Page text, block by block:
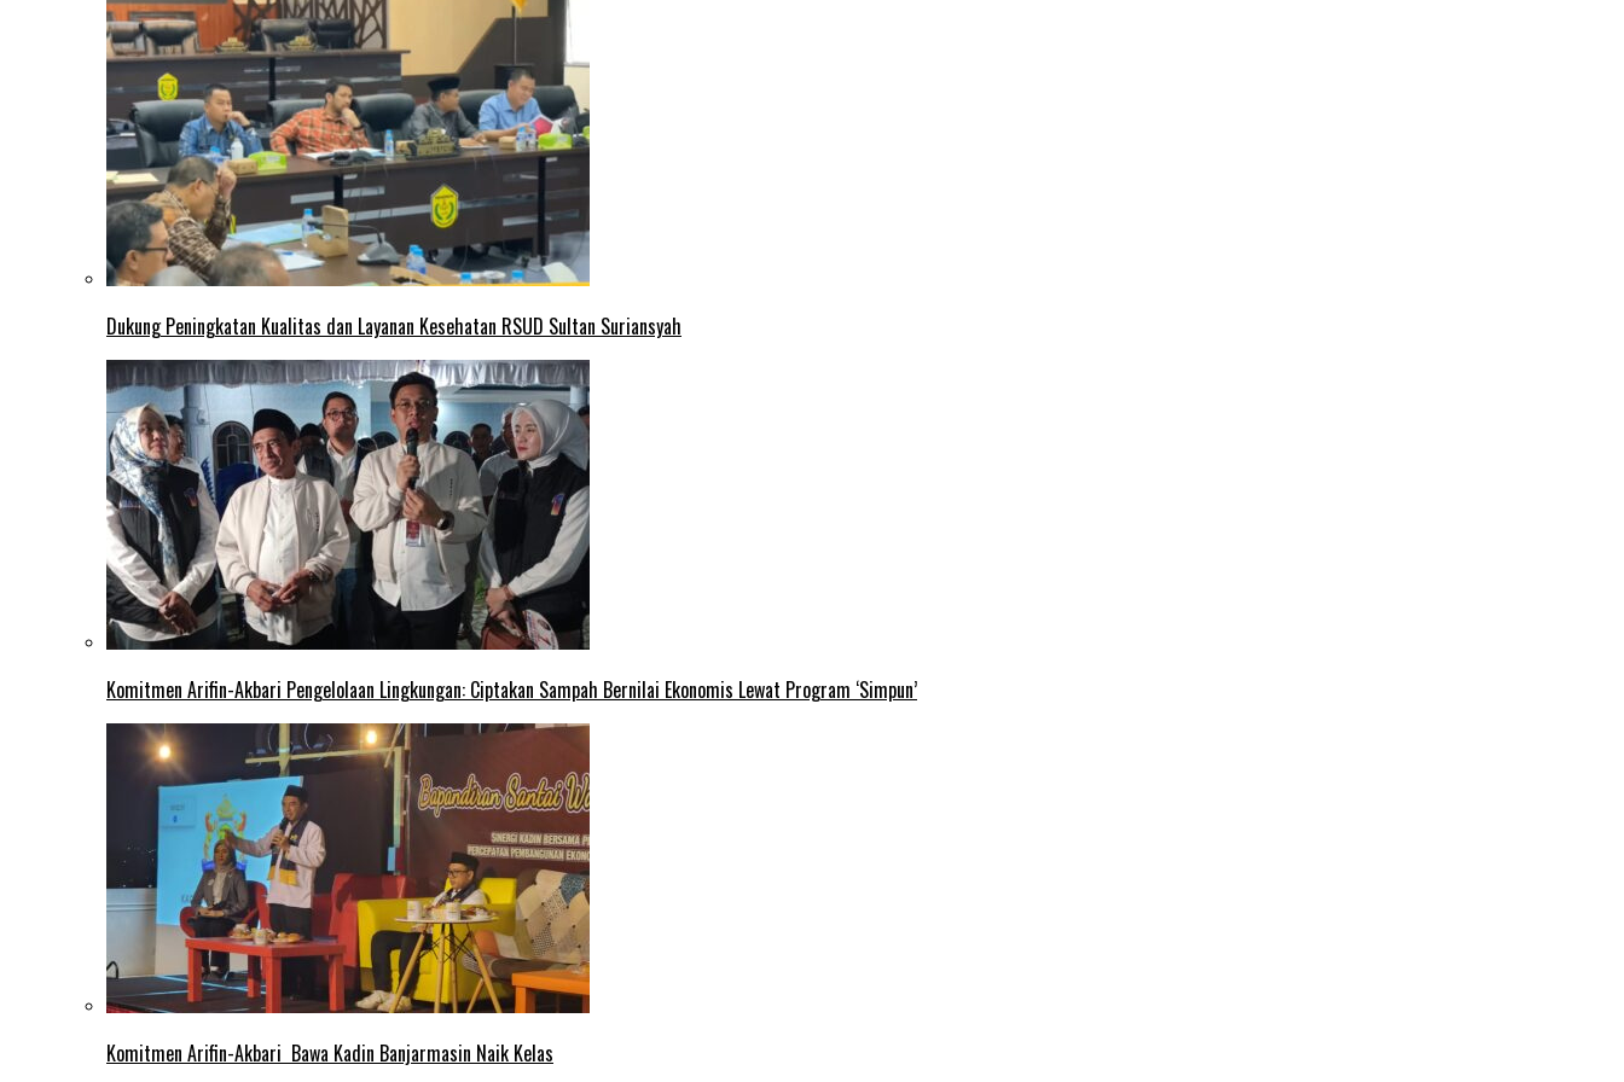
Dukung Peningkatan Kualitas dan Layanan Kesehatan RSUD Sultan Suriansyah
Komitmen Arifin-Akbari Pengelolaan Lingkungan: Ciptakan Sampah Bernilai Ekonomis Lewat Program ‘Simpun’
Komitmen Arifin-Akbari Bawa Kadin Banjarmasin Naik Kelas